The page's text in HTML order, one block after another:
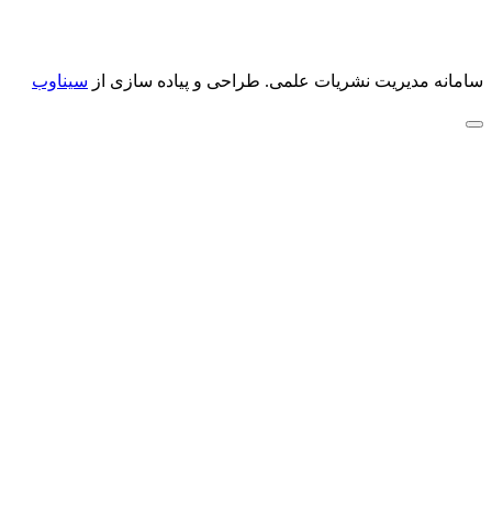
سامانه مدیریت نشریات علمی. طراحی و پیاده سازی از سیناوب